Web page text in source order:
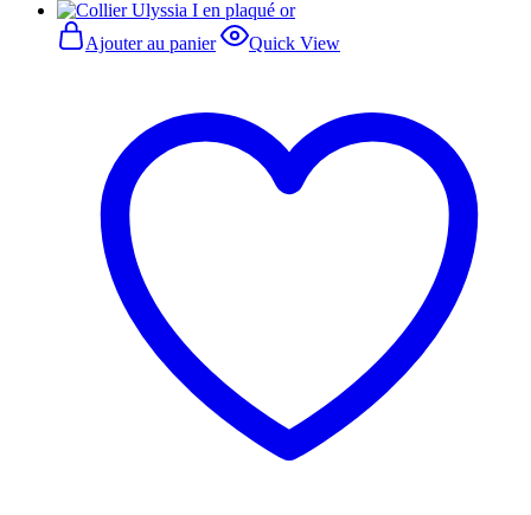
Ajouter au panier Quick View